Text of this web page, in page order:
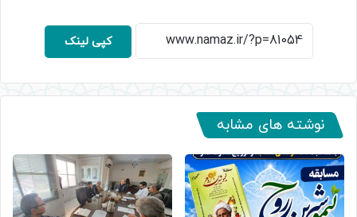
کپی لینک
نوشته های مشابه